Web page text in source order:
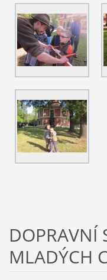
DOPRAVNÍ
MLADÝCH